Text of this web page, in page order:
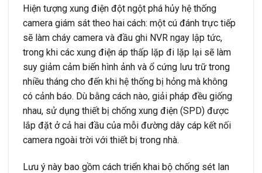
Hiện tượng xung điện đột ngột phá hủy hệ thống
camera giám sát theo hai cách: một cú đánh trực tiếp
sẽ làm cháy camera và đầu ghi NVR ngay lập tức,
trong khi các xung điện áp thấp lặp đi lặp lại sẽ làm
suy giảm cảm biến hình ảnh và ổ cứng lưu trữ trong
nhiều tháng cho đến khi hệ thống bị hỏng mà không
có cảnh báo. Dù bằng cách nào, giải pháp đều giống
nhau, sử dụng thiết bị chống xung điện (SPD) được
lắp đặt ở cả hai đầu của mỗi đường dây cáp kết nối
camera ngoài trời với thiết bị trong nhà.
Lưu ý này bao gồm cách triển khai bộ chống sét lan